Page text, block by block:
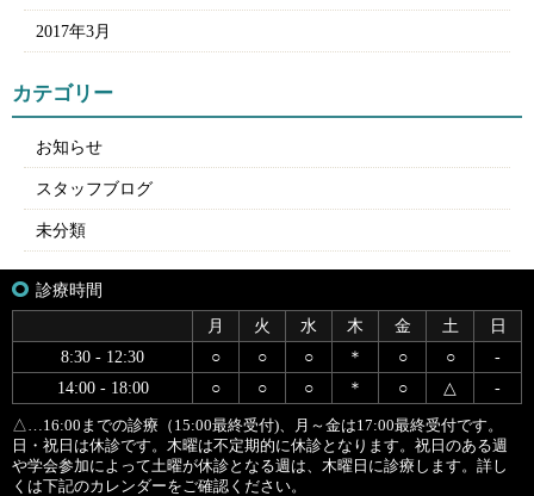
2017年3月
カテゴリー
お知らせ
スタッフブログ
未分類
診療時間
月
火 水 木 金 土
日
8:30 - 12:30
○ ○ ○ ＊ ○ ○
-
14:00 - 18:00
○ ○ ○ ＊ ○ △ -
△…16:00までの診療（15:00最終受付)、月～金は17:00最終受付です。
日・祝日は休診です。木曜は不定期的に休診となります。祝日のある週
や学会参加によって土曜が休診となる週は、木曜日に診療します。詳し
くは下記のカレンダーをご確認ください。